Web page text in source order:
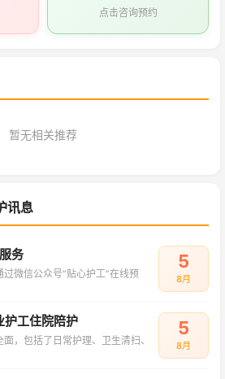
点击咨询预约
暂无相关推荐
讯息
务
微信公众号“贴心护工”在线预
5
8月
护工住院陪护
，包括了日常护理、卫生清扫、
5
8月